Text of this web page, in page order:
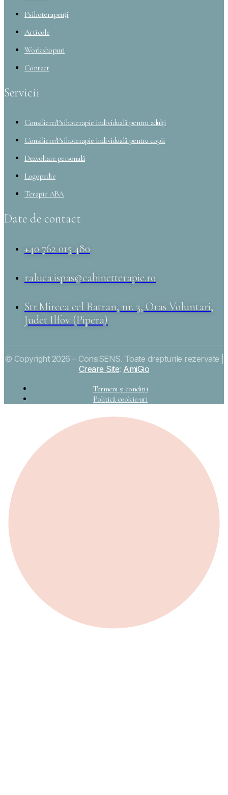
Psihoterapeuți
Articole
Workshopuri
Contact
Servicii
Consiliere/Psihoterapie individuală pentru adulți
Consiliere/Psihoterapie individuală pentru copii
Dezvoltare personală
Logopedie
Terapie ABA
Date de contact
+40 762 015 480
raluca.ispas@cabinetterapie.ro
Str.Mircea cel Batran, nr. 3, Oras Voluntari,
Judet Ilfov (Pipera)
© Copyright 2026 – ConsiSENS. Toate drepturile rezervate |
Creare Site: AmiGio
Termeni și condiții
Politică cookie-uri